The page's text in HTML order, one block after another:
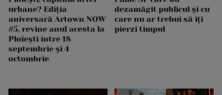
urbane? Ediția
aniversară Artown NOW
#5, revine anul acesta la
Ploiești între 18
septembrie și 4
octombrie
dezamăgit publicul și cu
care nu ar trebui să îți
pierzi timpul